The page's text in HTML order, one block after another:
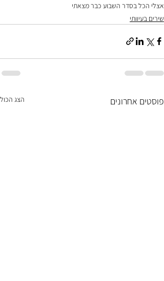
אצלי הכל בסדר השבוע כבר מצאתי
שירים בעיוותי
פוסטים אחרונים הצג הכול